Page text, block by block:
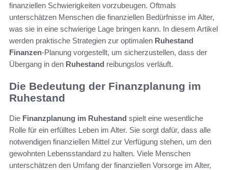
finanziellen Schwierigkeiten vorzubeugen. Oftmals
unterschätzen Menschen die finanziellen Bedürfnisse im Alter,
was sie in eine schwierige Lage bringen kann. In diesem Artikel
werden praktische Strategien zur optimalen Ruhestand
Finanzen-Planung vorgestellt, um sicherzustellen, dass der
Übergang in den Ruhestand reibungslos verläuft.
Die Bedeutung der Finanzplanung im
Ruhestand
Die Finanzplanung im Ruhestand spielt eine wesentliche
Rolle für ein erfülltes Leben im Alter. Sie sorgt dafür, dass alle
notwendigen finanziellen Mittel zur Verfügung stehen, um den
gewohnten Lebensstandard zu halten. Viele Menschen
unterschätzen den Umfang der finanziellen Vorsorge im Alter,